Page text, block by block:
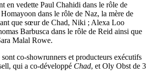
en vedette Paul Chahidi dans le rôle de
dans le rôle de Naz, la mère de
que sœur de Chad, Niki ; Alexa Loo
Barbusca dans le rôle de Reid ainsi que
Malal Rowe.
co-showrunners et producteurs exécutifs
qui a co-développé Chad, et Oly Obst de 3